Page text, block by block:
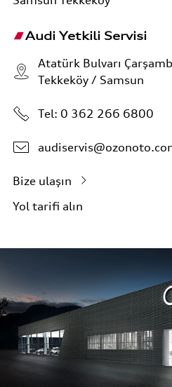
Audi Yetkili Servisi
Atatürk Bulvarı
Tekkeköy / Samsun
Tel: 0 362 266 6800
Bize ulaşın
Yol tarifi alın